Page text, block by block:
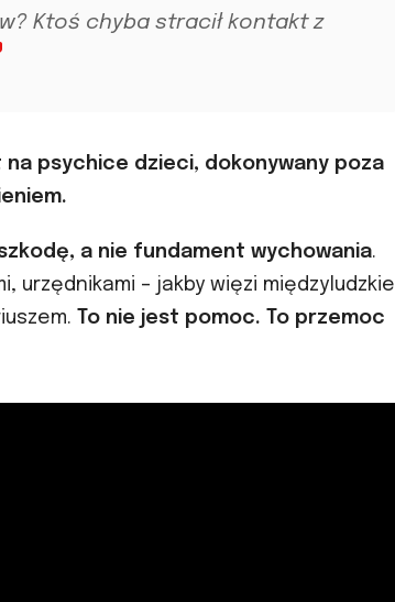
Ktoś chyba stracił kontakt z
psychice dzieci, dokonywany poza
a nie fundament wychowania.
– jakby więzi międzyludzkie
To nie jest pomoc. To przemoc